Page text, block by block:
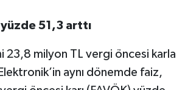
51,3 arttı
23,8 milyon TL vergi öncesi karla
aynı dönemde faiz,